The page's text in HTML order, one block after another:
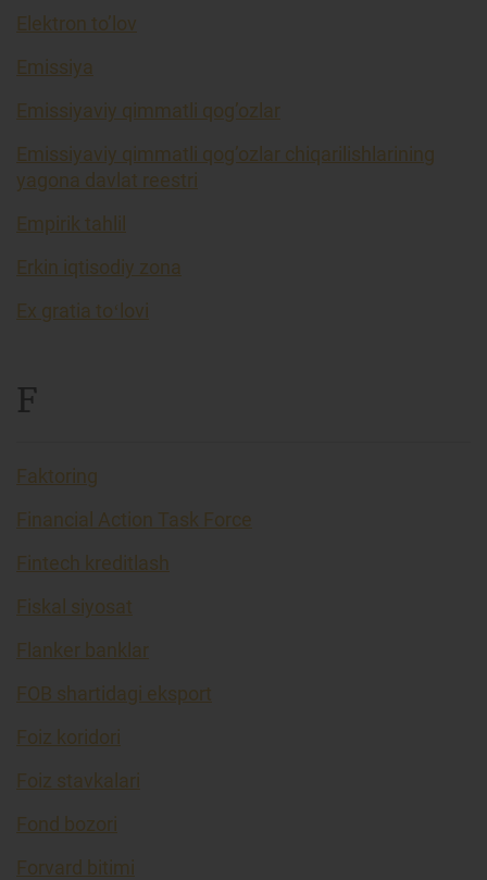
Elektron to’lov
Emissiya
Emissiyaviy qimmatli qog’ozlar
Emissiyaviy qimmatli qog’ozlar chiqarilishlarining
yagona davlat reestri
Empirik tahlil
Erkin iqtisodiy zona
Ex gratia toʻlovi
F
Faktoring
Financial Action Task Force
Fintech kreditlash
Fiskal siyosat
Flanker banklar
FOB shartidagi eksport
Foiz koridori
Foiz stavkalari
Fond bozori
Forvard bitimi